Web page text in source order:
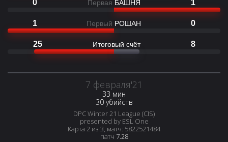
0 Первая БАШНЯ 1
1 Первый РОШАН 0
25 Итоговый счёт 8
7 февраля'21
33 мин
30 убийств
DPC Winter 21 League (CIS)
presented by ESL One
Карта 2 из 3, матч: 5822521484
патч 7.28